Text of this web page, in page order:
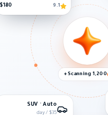
9.1
$180
SUV · Auto
$35 / day
Scanning 1,200+